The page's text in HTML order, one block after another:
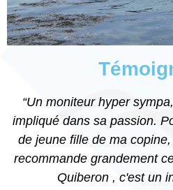
“Un moniteur hyper
impliqué dans sa passion.
de jeune fille de ma
recommande grandement
Quiberon , c'est un